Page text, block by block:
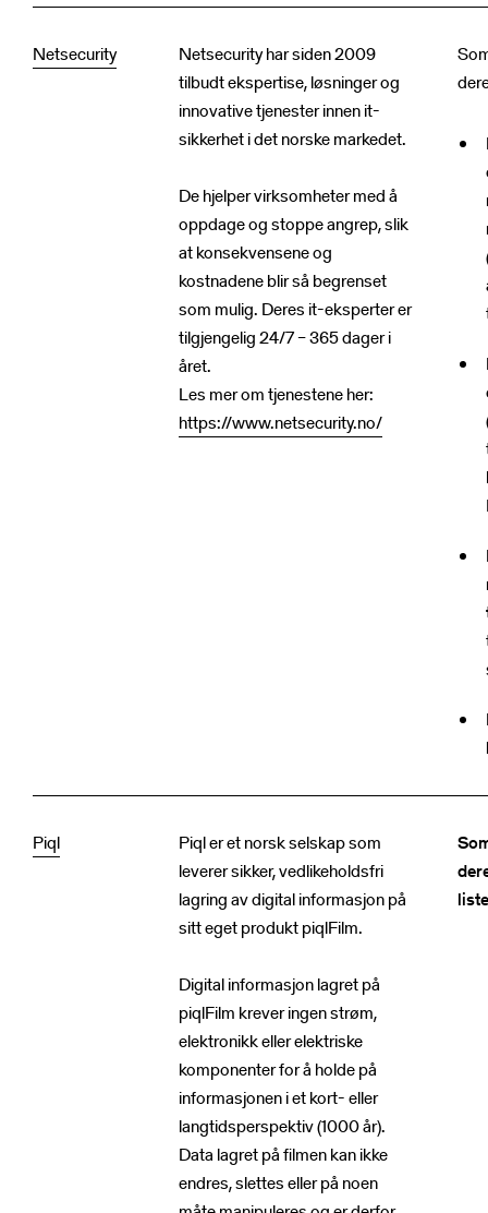
Netsecurity
Netsecurity har siden 2009
tilbudt ekspertise, løsninger og
innovative tjenester innen it-
sikkerhet i det norske markedet.
De hjelper virksomheter med å
oppdage og stoppe angrep, slik
at konsekvensene og
kostnadene blir så begrenset
som mulig. Deres it-eksperter er
tilgjengelig 24/7 – 365 dager i
året.
Les mer om tjenestene her:
https://www.netsecurity.no/
Piql
Piql er et norsk selskap som
leverer sikker, vedlikeholdsfri
lagring av digital informasjon på
sitt eget produkt piqlFilm.
Digital informasjon lagret på
piqlFilm krever ingen strøm,
elektronikk eller elektriske
komponenter for å holde på
informasjonen i et kort- eller
langtidsperspektiv (1000 år).
Data lagret på filmen kan ikke
endres, slettes eller på noen